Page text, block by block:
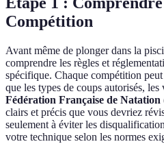
Compétition
Avant même de plonger dans la
comprendre les règles et
spécifique. Chaque compétition
que les types de coups autorisés, les
Fédération Française de
clairs et précis que vous devriez
seulement à éviter les
votre technique selon les normes